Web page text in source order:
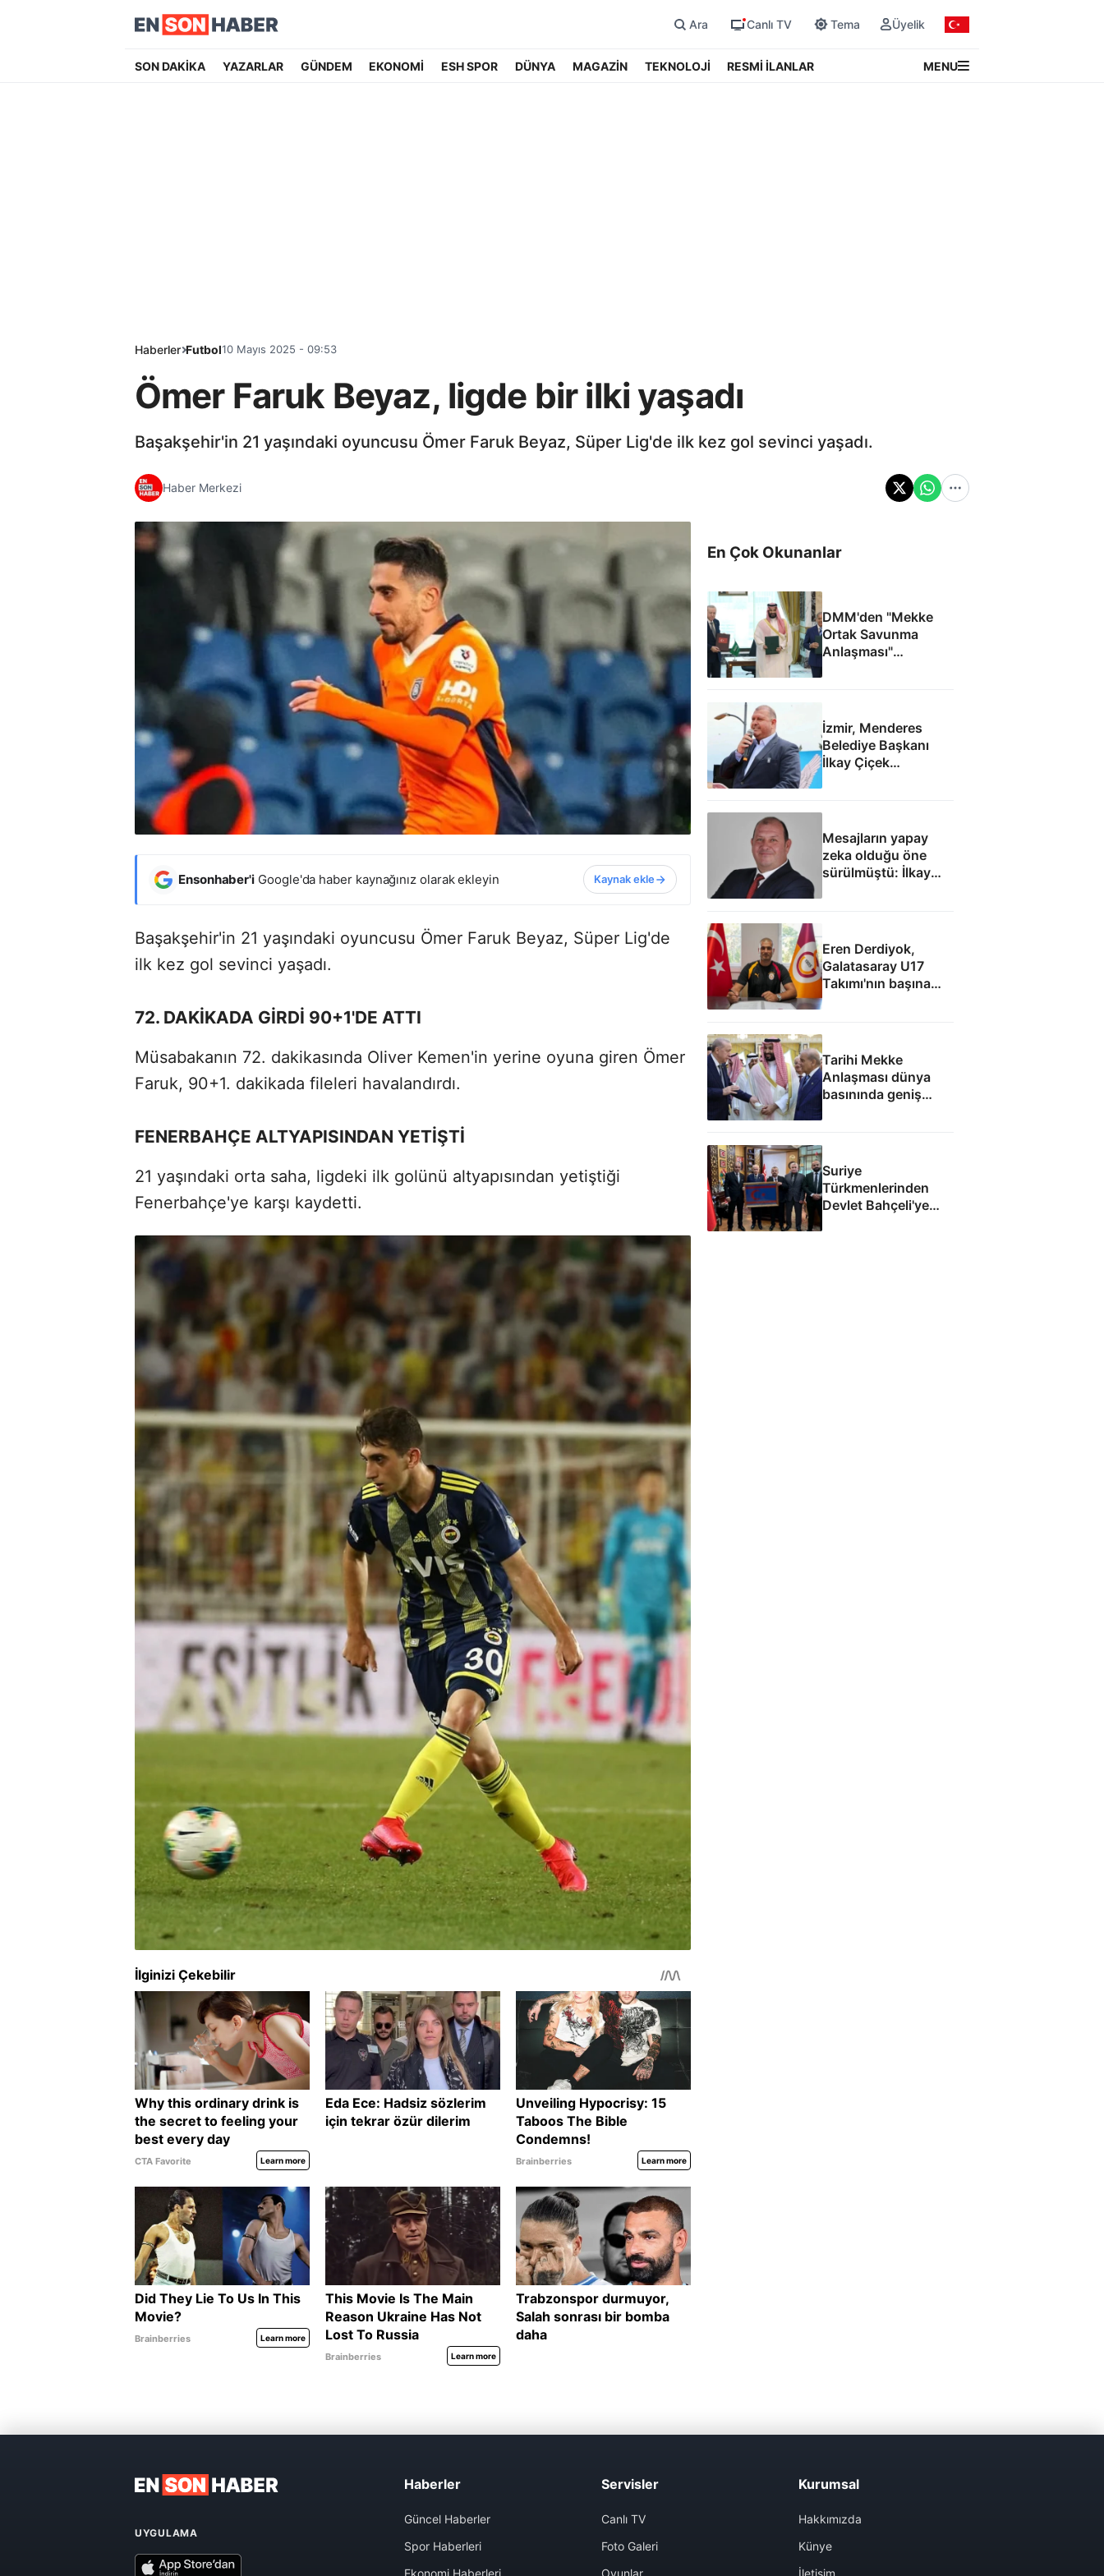
Ara Canlı TV Tema Üyelik
SON DAKİKA YAZARLAR GÜNDEM EKONOMİ ESH SPOR DÜNYA MAGAZİN TEKNOLOJİ RESMİ İLANLAR MENU
Haberler Futbol10 Mayıs 2025 - 09:53
Ömer Faruk Beyaz, ligde bir ilki yaşadı
Başakşehir'in 21 yaşındaki oyuncusu Ömer Faruk Beyaz, Süper Lig'de ilk kez gol sevinci yaşadı.
Haber Merkezi
Ensonhaber'i Google'da haber kaynağınız olarak ekleyin Kaynak ekle
Başakşehir'in 21 yaşındaki oyuncusu Ömer Faruk Beyaz, Süper Lig'de
ilk kez gol sevinci yaşadı.
72. DAKİKADA GİRDİ 90+1'DE ATTI
Müsabakanın 72. dakikasında Oliver Kemen'in yerine oyuna giren Ömer
Faruk, 90+1. dakikada fileleri havalandırdı.
FENERBAHÇE ALTYAPISINDAN YETİŞTİ
21 yaşındaki orta saha, ligdeki ilk golünü altyapısından yetiştiği
Fenerbahçe'ye karşı kaydetti.
En Çok Okunanlar
DMM'den "Mekke
Ortak Savunma
Anlaşması"
iddialarına yalanlama
İzmir, Menderes
Belediye Başkanı
İlkay Çiçek
Mesajların yapay
zeka olduğu öne
sürülmüştü: İlkay
Eren Derdiyok,
Galatasaray U17
Takımı'nın başına
geçti
Tarihi Mekke
Anlaşması dünya
basınında geniş
yankı uyandırdı
Suriye
Türkmenlerinden
Devlet Bahçeli'ye
UYGULAMA
Haberler
Güncel Haberler
Spor Haberleri
Ekonomi Haberleri
Servisler
Canlı TV
Foto Galeri
Oyunlar
Kurumsal
Hakkımızda
Künye
İletişim